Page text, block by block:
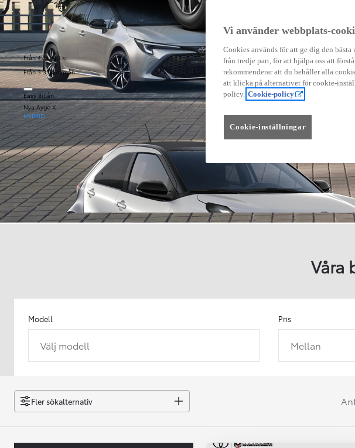
Från 479 900 kr
Från 3 333 kr/mån
Easy Billån
Nya Aygo X
HYBRID
Från 238 900 kr
Easy Billån
GR Yaris
BENSIN
Våra
Modell
Välj modell
Pris
Mellan
Fler sökalternativ
Vi använder webbplats-
Cookies används för att ge dig den
från tredje part, för att hjälpa oss att
rekommenderar att du behåller alla
att klicka på alternativet för cookie-
policy. Cookie-policy
Cookie-inställningar